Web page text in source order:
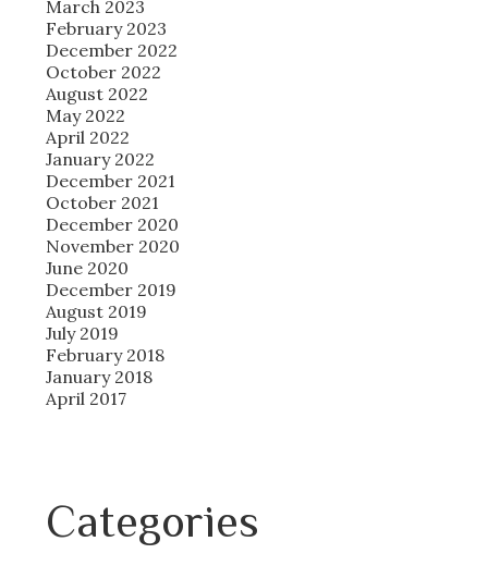
March 2023
February 2023
December 2022
October 2022
August 2022
May 2022
April 2022
January 2022
December 2021
October 2021
December 2020
November 2020
June 2020
December 2019
August 2019
July 2019
February 2018
January 2018
April 2017
Categories